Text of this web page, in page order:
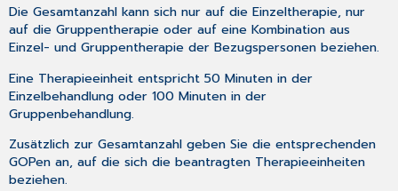
Die Gesamtanzahl kann sich nur auf die Einzeltherapie, nur
auf die Gruppentherapie oder auf eine Kombination aus
Einzel- und Gruppentherapie der Bezugspersonen beziehen.
Eine Therapieeinheit entspricht 50 Minuten in der
Einzelbehandlung oder 100 Minuten in der
Gruppenbehandlung.
Zusätzlich zur Gesamtanzahl geben Sie die entsprechenden
GOPen an, auf die sich die beantragten Therapieeinheiten
beziehen.